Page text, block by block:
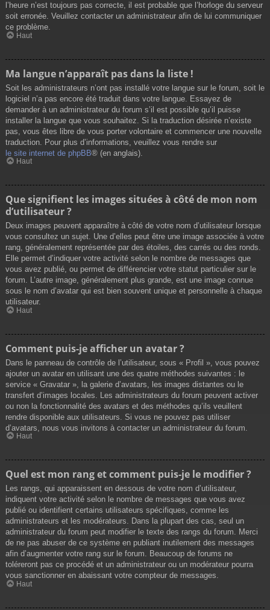
l’heure n’est toujours pas correcte, il est probable que l’horloge du serveur
soit erronée. Veuillez contacter un administrateur afin de lui communiquer
ce problème.
Haut
Ma langue n’apparaît pas dans la liste !
Soit les administrateurs n’ont pas installé votre langue sur le forum, soit le
logiciel n’a pas encore été traduit dans votre langue. Essayez de
demander à un administrateur du forum s’il est possible qu’il puisse
installer la langue que vous souhaitez. Si la traduction désirée n’existe
pas, vous êtes libre de vous porter volontaire et commencer une nouvelle
traduction. Pour plus d’informations, veuillez vous rendre sur
le site internet de phpBB® (en anglais).
Haut
Que signifient les images situées à côté de mon nom
d’utilisateur ?
Deux images peuvent apparaître à côté de votre nom d’utilisateur lorsque
vous consultez un sujet. Une d’elles peut être une image associée à votre
rang, généralement représentée par des étoiles, des carrés ou des ronds.
Elle permet d’indiquer votre activité selon le nombre de messages que
vous avez publié, ou permet de différencier votre statut particulier sur le
forum. L’autre image, généralement plus grande, est une image connue
sous le nom d’avatar qui est bien souvent unique et personnelle à chaque
utilisateur.
Haut
Comment puis-je afficher un avatar ?
Dans le panneau de contrôle de l’utilisateur, sous « Profil », vous pouvez
ajouter un avatar en utilisant une des quatre méthodes suivantes : le
service « Gravatar », la galerie d’avatars, les images distantes ou le
transfert d’images locales. Les administrateurs du forum peuvent activer
ou non la fonctionnalité des avatars et des méthodes qu’ils veuillent
rendre disponible aux utilisateurs. Si vous ne pouvez pas utiliser
d’avatars, nous vous invitons à contacter un administrateur du forum.
Haut
Quel est mon rang et comment puis-je le modifier ?
Les rangs, qui apparaissent en dessous de votre nom d’utilisateur,
indiquent votre activité selon le nombre de messages que vous avez
publié ou identifient certains utilisateurs spécifiques, comme les
administrateurs et les modérateurs. Dans la plupart des cas, seul un
administrateur du forum peut modifier le texte des rangs du forum. Merci
de ne pas abuser de ce système en publiant inutilement des messages
afin d’augmenter votre rang sur le forum. Beaucoup de forums ne
toléreront pas ce procédé et un administrateur ou un modérateur pourra
vous sanctionner en abaissant votre compteur de messages.
Haut